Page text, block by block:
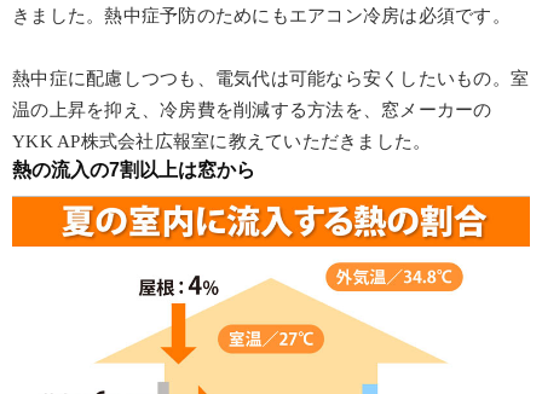
きました。熱中症予防のためにもエアコン冷房は必須です。
熱中症に配慮しつつも、電気代は可能なら安くしたいもの。室
温の上昇を抑え、冷房費を削減する方法を、窓メーカーの
YKK AP株式会社広報室に教えていただきました。
熱の流入の7割以上は窓から